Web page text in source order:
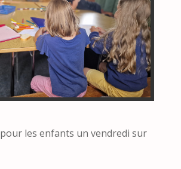
pour les enfants un vendredi sur